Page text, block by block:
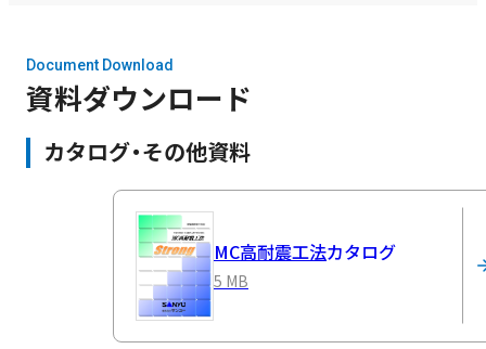
Document Download
資料ダウンロード
カタログ・その他資料
MC高耐震工法カタログ
5 MB